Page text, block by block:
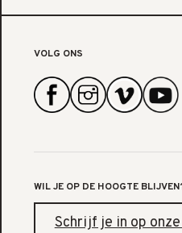
VOLG ONS
WIL JE OP DE HOOGTE
Schrijf je in op